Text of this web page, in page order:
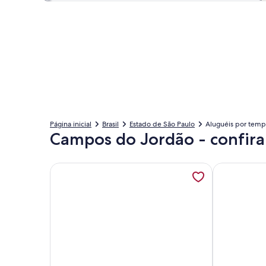
Página inicial Brasil Estado de São Paulo Aluguéis por
Campos do Jordão -
Mais informações sobre Especial Casa daMais